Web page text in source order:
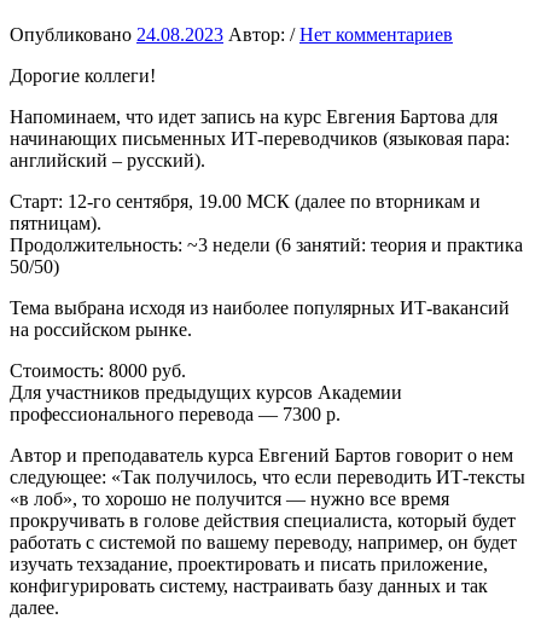
Опубликовано 24.08.2023 Автор: /Нет комментариев
Дорогие коллеги!
Напоминаем, что идет запись на курс Евгения Бартова для
начинающих письменных ИТ-переводчиков (языковая пара:
английский – русский).
Старт: 12-го сентября, 19.00 МСК (далее по вторникам и
пятницам).
Продолжительность: ~3 недели (6 занятий: теория и практика
50/50)
Тема выбрана исходя из наиболее популярных ИТ-вакансий
на российском рынке.
Стоимость: 8000 руб.
Для участников предыдущих курсов Академии
профессионального перевода — 7300 р.
Автор и преподаватель курса Евгений Бартов говорит о нем
следующее: «Так получилось, что если переводить ИТ-тексты
«в лоб», то хорошо не получится — нужно все время
прокручивать в голове действия специалиста, который будет
работать с системой по вашему переводу, например, он будет
изучать техзадание, проектировать и писать приложение,
конфигурировать систему, настраивать базу данных и так
далее.